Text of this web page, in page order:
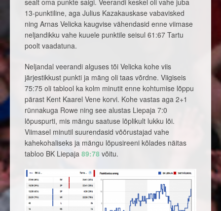
13-punktiline, aga Julius Kazakauskase vabavisked
ning Arnas Velicka kaugvise vähendasid enne viimase
neljandikku vahe kuuele punktile seisul 61:67 Tartu
poolt vaadatuna.
Neljandal veerandi alguses tõi Velicka kohe viis
järjestikkust punkti ja mäng oli taas võrdne. Viigiseis
75:75 oli tablool ka kolm minutit enne kohtumise lõppu
pärast Kent Kaarel Vene korvi. Kohe vastas aga 2+1
rünnakuga Rowe ning see alustas Liepaja 7:0
lõpuspurti, mis mängu saatuse lõplikult lukku lõi.
Viimasel minutil suurendasid võõrustajad vahe
kahekohaliseks ja mängu lõpusireeni kõlades näitas
tabloo BK Liepaja 89:78 võitu.